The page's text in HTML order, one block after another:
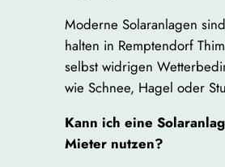
Moderne Solaranlagen
halten in Remptendorf
selbst widrigen
wie Schnee, Hagel oder
Kann ich eine
Mieter nutzen?